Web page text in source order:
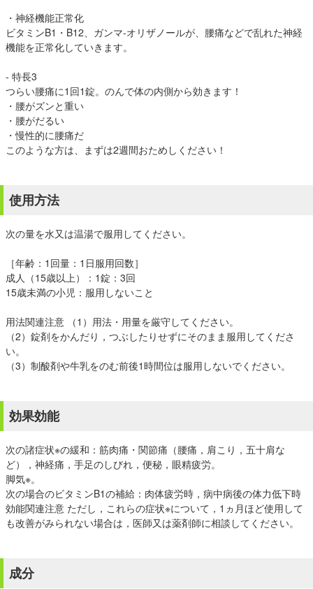
・神経機能正常化
ビタミンB1・B12、ガンマ-オリザノールが、腰痛などで乱れた神経
機能を正常化していきます。
- 特長3
つらい腰痛に1回1錠。のんで体の内側から効きます！
・腰がズンと重い
・腰がだるい
・慢性的に腰痛だ
このような方は、まずは2週間おためしください！
使用方法
次の量を水又は温湯で服用してください。
［年齢：1回量：1日服用回数］
成人（15歳以上）：1錠：3回
15歳未満の小児：服用しないこと
用法関連注意 （1）用法・用量を厳守してください。
（2）錠剤をかんだり，つぶしたりせずにそのまま服用してくださ
い。
（3）制酸剤や牛乳をのむ前後1時間位は服用しないでください。
効果効能
次の諸症状※の緩和：筋肉痛・関節痛（腰痛，肩こり，五十肩な
ど），神経痛，手足のしびれ，便秘，眼精疲労。
脚気※。
次の場合のビタミンB1の補給：肉体疲労時，病中病後の体力低下時
効能関連注意 ただし，これらの症状※について，1ヵ月ほど使用して
も改善がみられない場合は，医師又は薬剤師に相談してください。
成分